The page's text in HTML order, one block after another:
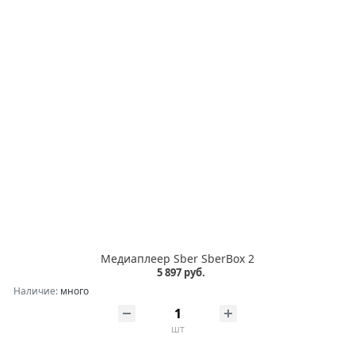
Медиаплеер Sber SberBox 2
5 897 руб.
Наличие: много
шт